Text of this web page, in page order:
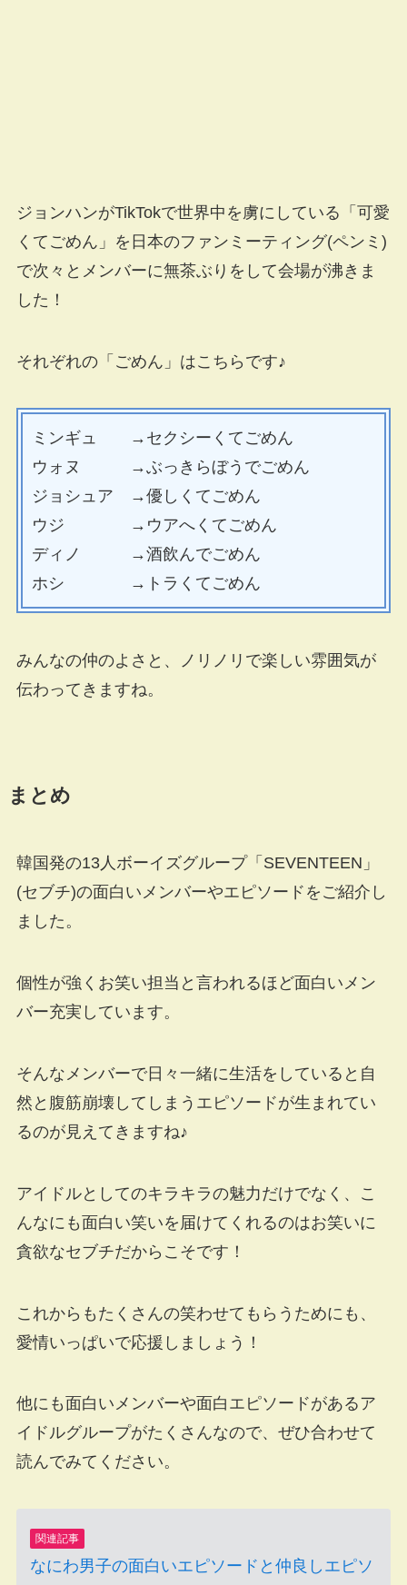
ジョンハンがTikTokで世界中を虜にしている「可愛
くてごめん」を日本のファンミーティング(ペンミ)
で次々とメンバーに無茶ぶりをして会場が沸きま
した！
それぞれの「ごめん」はこちらです♪
ミンギュ →セクシーくてごめん
ウォヌ →ぶっきらぼうでごめん
ジョシュア →優しくてごめん
ウジ →ウアへくてごめん
ディノ →酒飲んでごめん
ホシ →トラくてごめん
みんなの仲のよさと、ノリノリで楽しい雰囲気が
伝わってきますね。
まとめ
韓国発の13人ボーイズグループ「SEVENTEEN」
(セブチ)の面白いメンバーやエピソードをご紹介し
ました。
個性が強くお笑い担当と言われるほど面白いメン
バー充実しています。
そんなメンバーで日々一緒に生活をしていると自
然と腹筋崩壊してしまうエピソードが生まれてい
るのが見えてきますね♪
アイドルとしてのキラキラの魅力だけでなく、こ
んなにも面白い笑いを届けてくれるのはお笑いに
貪欲なセブチだからこそです！
これからもたくさんの笑わせてもらうためにも、
愛情いっぱいで応援しましょう！
他にも面白いメンバーや面白エピソードがあるア
イドルグループがたくさんなので、ぜひ合わせて
読んでみてください。
関連記事
なにわ男子の面白いエピソードと仲良しエピソ